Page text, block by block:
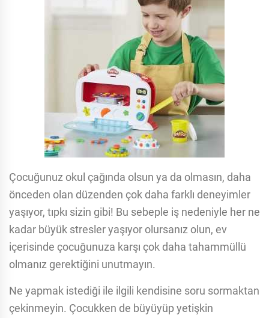
Çocuğunuz okul çağında olsun ya da olmasın, daha
önceden olan düzenden çok daha farklı deneyimler
yaşıyor, tıpkı sizin gibi! Bu sebeple iş nedeniyle her ne
kadar büyük stresler yaşıyor olursanız olun, ev
içerisinde çocuğunuza karşı çok daha tahammüllü
olmanız gerektiğini unutmayın.
Ne yapmak istediği ile ilgili kendisine soru sormaktan
çekinmeyin. Çocukken de büyüyüp yetişkin